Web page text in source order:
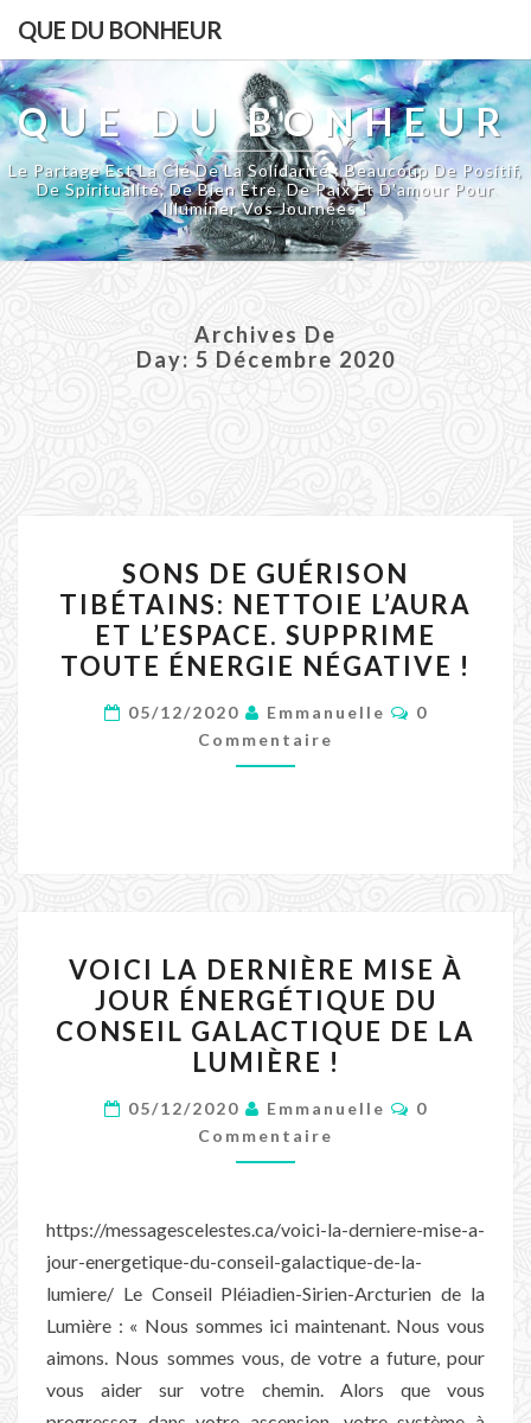
QUE DU BONHEUR
QUE DU BONHEUR
Le Partage Est La Clé De La Solidarité : Beaucoup De Positif,
De Spiritualité, De Bien Être, De Paix Et D'amour Pour
Illuminer Vos Journées !
Archives De
Day: 5 Décembre 2020
DE
GUÉRISON
TIBÉTAINS:
NETTOIE
L’AURA
ET
L’ESPACE.
ÉNERGIE
SONS DE GUÉRISON
TIBÉTAINS: NETTOIE L’AURA
ET L’ESPACE. SUPPRIME
TOUTE ÉNERGIE NÉGATIVE !
05/12/2020 Emmanuelle
0
Commentaire
LA
DERNIÈRE
MISE
À
JOUR
ÉNERGÉTIQUE
DU
GALACTIQUE
DE
LA
LUMIÈRE
!
VOICI LA DERNIÈRE MISE À
JOUR ÉNERGÉTIQUE DU
CONSEIL GALACTIQUE DE LA
LUMIÈRE !
05/12/2020 Emmanuelle
0
Commentaire
https://messagescelestes.ca/voici-la-derniere-mise-a-
jour-energetique-du-conseil-galactique-de-la-
lumiere/ Le Conseil Pléiadien-Sirien-Arcturien de la
Lumière : « Nous sommes ici maintenant. Nous vous
aimons. Nous sommes vous, de votre a future, pour
vous aider sur votre chemin. Alors que vous